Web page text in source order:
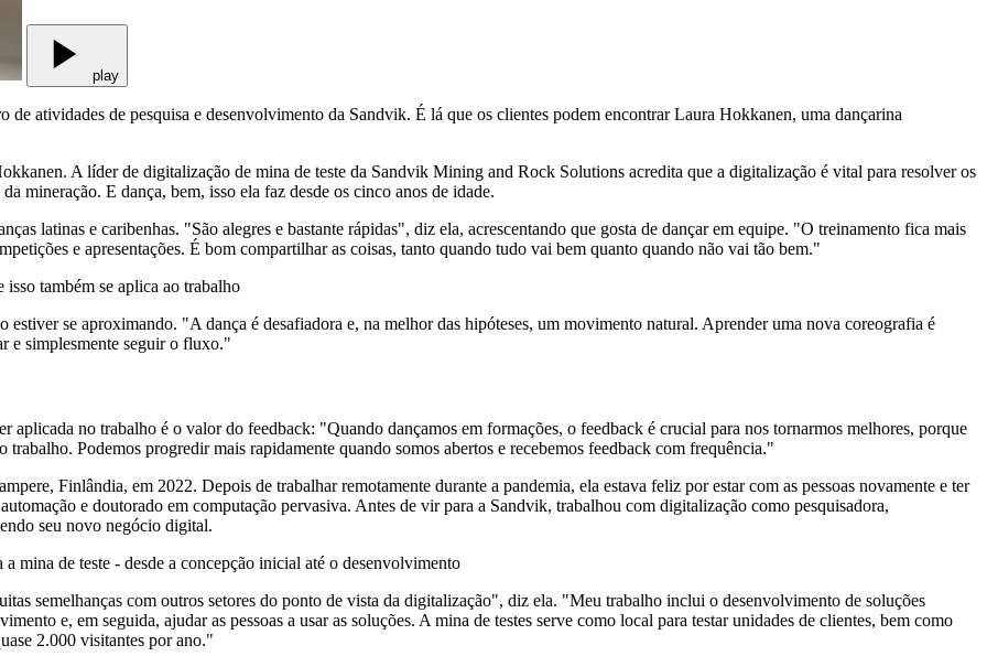
play
de atividades de pesquisa e desenvolvimento da Sandvik. É lá que os clientes podem encontrar Laura Hokkanen, uma dançarina
A líder de digitalização de mina de teste da Sandvik Mining and Rock Solutions acredita que a digitalização é vital para resolver os
mineração. E dança, bem, isso ela faz desde os cinco anos de idade.
latinas e caribenhas. "São alegres e bastante rápidas", diz ela, acrescentando que gosta de dançar em equipe. "O treinamento fica mais
e apresentações. É bom compartilhar as coisas, tanto quando tudo vai bem quanto quando não vai tão bem."
também se aplica ao trabalho
estiver se aproximando. "A dança é desafiadora e, na melhor das hipóteses, um movimento natural. Aprender uma nova coreografia é
e simplesmente seguir o fluxo."
aplicada no trabalho é o valor do feedback: "Quando dançamos em formações, o feedback é crucial para nos tornarmos melhores, porque
Podemos progredir mais rapidamente quando somos abertos e recebemos feedback com frequência."
Finlândia, em 2022. Depois de trabalhar remotamente durante a pandemia, ela estava feliz por estar com as pessoas novamente e ter
e doutorado em computação pervasiva. Antes de vir para a Sandvik, trabalhou com digitalização como pesquisadora,
seu novo negócio digital.
mina de teste - desde a concepção inicial até o desenvolvimento
semelhanças com outros setores do ponto de vista da digitalização", diz ela. "Meu trabalho inclui o desenvolvimento de soluções
e, em seguida, ajudar as pessoas a usar as soluções. A mina de testes serve como local para testar unidades de clientes, bem como
2.000 visitantes por ano."